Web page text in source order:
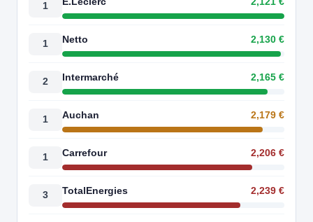
1
1 Netto 2,130 €
2 Intermarché 2,165 €
1 Auchan 2,179 €
1 Carrefour 2,206 €
3 TotalEnergies 2,239 €